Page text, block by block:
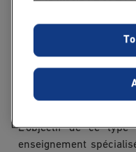
des formations
professionnel. En
programmes pensés
Business
L’objectif de ce
enseignement